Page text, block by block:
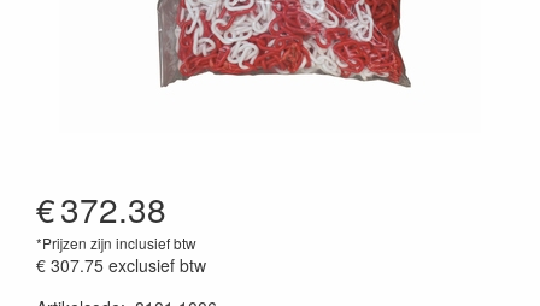
€372.38
*Prijzen zijn inclusief btw
€ 307.75 exclusief btw